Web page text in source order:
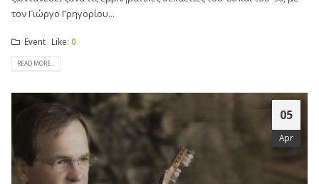
τον Γιώργο Γρηγορίου...
Event Like: 0
READ MORE...
05
Apr